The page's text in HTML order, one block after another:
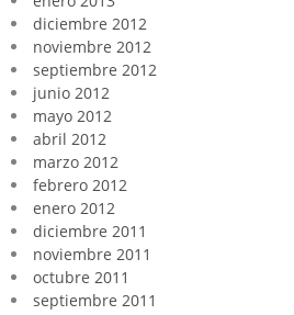
diciembre 2012
noviembre 2012
septiembre 2012
junio 2012
mayo 2012
abril 2012
marzo 2012
febrero 2012
enero 2012
diciembre 2011
noviembre 2011
octubre 2011
septiembre 2011